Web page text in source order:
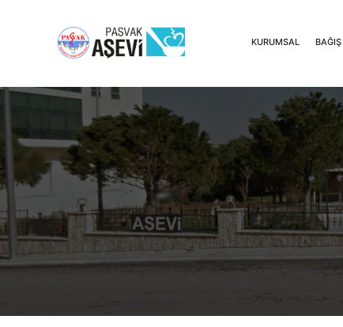
KURUMSAL